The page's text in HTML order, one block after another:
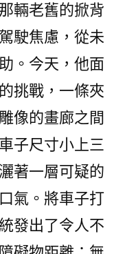
輛老舊的掀背
駛焦慮，從未
。今天，他面
挑戰，一條夾
像的畫廊之間
子尺寸小上三
著一層可疑的
氣。將車子打
發出了令人不